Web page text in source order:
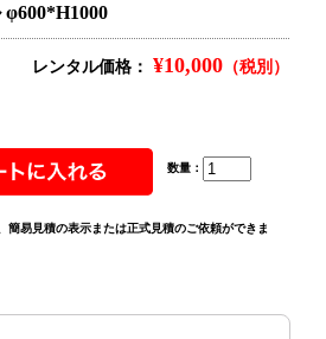
レンタル価格： ¥10,000 （税別）
数量：
簡易見積の表示または正式見積のご依頼ができま